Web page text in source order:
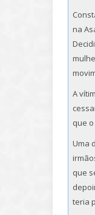
na
A
que
Uma
que
teria